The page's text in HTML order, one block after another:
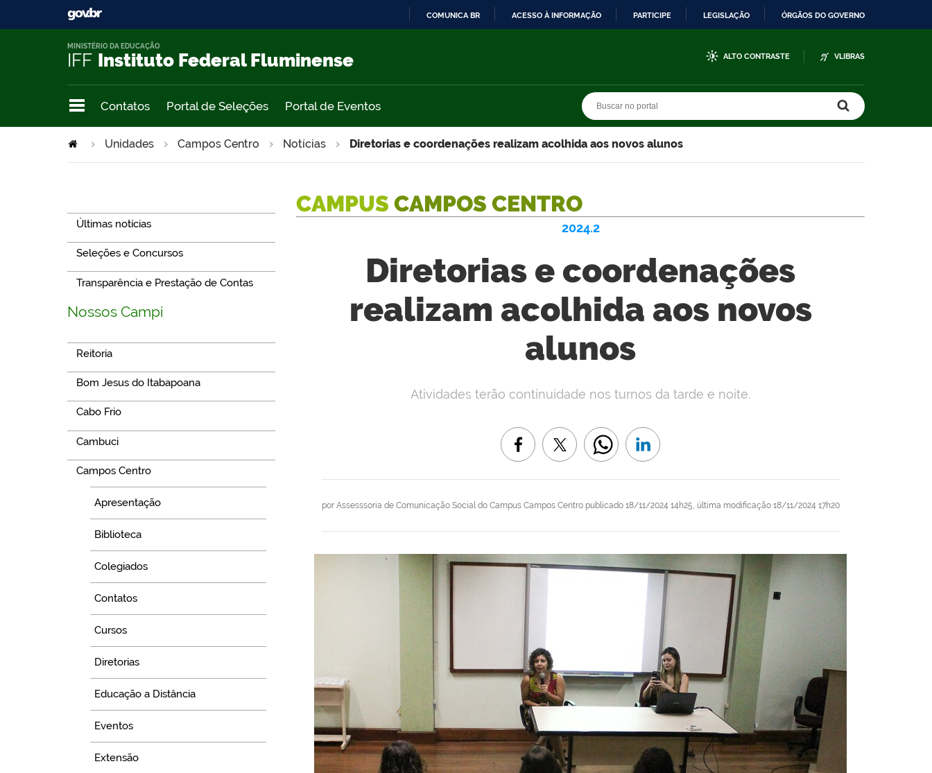
COMUNICA BR ACESSO À INFORMAÇÃO PARTICIPE LEGISLAÇÃO ÓRGÃOS DO GOVERNO
IFF Instituto Federal Fluminense
MINISTÉRIO DA EDUCAÇÃO
ALTO CONTRASTE VLIBRAS
Contatos Portal de Seleções Portal de Eventos
Unidades Campos Centro Notícias Diretorias e coordenações realizam acolhida aos novos alunos
Últimas notícias
Seleções e Concursos
Transparência e Prestação de Contas
Nossos Campi
Reitoria
Bom Jesus do Itabapoana
Cabo Frio
Cambuci
Campos Centro
Apresentação
Biblioteca
Colegiados
Contatos
Cursos
Diretorias
Educação a Distância
Eventos
Extensão
CAMPUS CAMPOS CENTRO
2024.2
Diretorias e coordenações
realizam acolhida aos novos
alunos
por Assesssoria de Comunicação Social do Campus Campos Centro publicado18/11/2024 14h25, última modificação18/11/2024 17h20
Atividades terão continuidade nos turnos da tarde e noite.